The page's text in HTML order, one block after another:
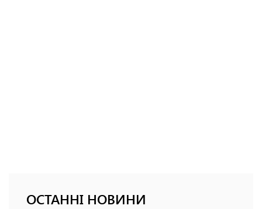
ОСТАННІ НОВИНИ